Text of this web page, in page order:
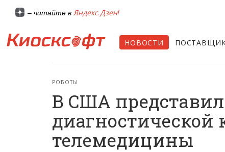
– читайте в Яндекс.Дзен!
НОВОСТИ
РОБОТЫ
В США
телемедицины